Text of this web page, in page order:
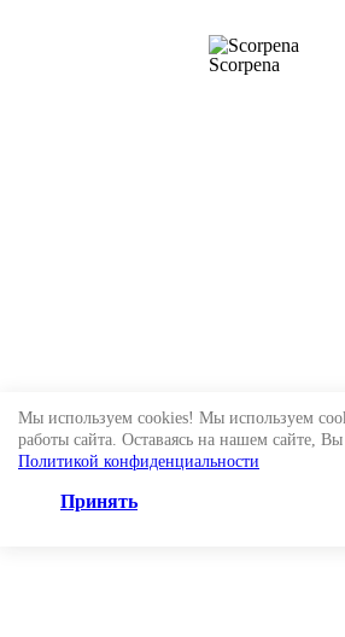
Мы используем cookies! Мы используем
работы сайта. Оставаясь на нашем сайте, Вы
Политикой конфиденциальности
Принять